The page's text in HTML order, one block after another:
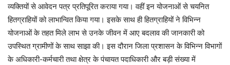
व्यक्तियों से आवेदन पत्र प्रतिपूरित कराया गया। वहीं इन योजनाओं से चयनित
हितग्राहियों को लाभान्वित किया गया। इसके साथ ही हितग्राहियों ने विभिन्न
योजनाओं के तहत मिले लाभ से उनके जीवन में आए बदलाव की जानकारी को
उपस्थित ग्रामीणों के साथ साझा की। इस दौरान जिला प्रशासन के विभिन्न विभागों
के अधिकारी-कर्मचारी तथा क्षेत्र के पंचायत पदाधिकारी और बड़ी संख्या में